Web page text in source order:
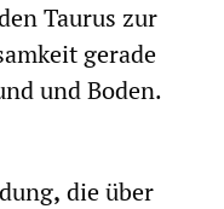
Taurus zur
gerade
und Boden.
, die über